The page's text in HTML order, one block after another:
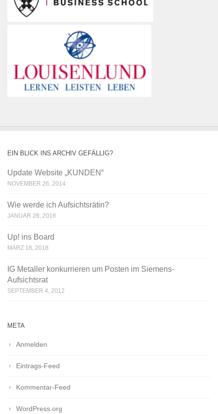
EIN BLICK INS ARCHIV GEFÄLLIG?
Update Website „KUNDEN“
NOVEMBER 26, 2014
Wie werde ich Aufsichtsrätin?
JANUAR 28, 2018
Up! ins Board
MÄRZ 18, 2018
IG Metaller konkurrieren um Posten im Siemens-
Aufsichtsrat
SEPTEMBER 4, 2012
META
Anmelden
Eintrags-Feed
Kommentar-Feed
WordPress.org